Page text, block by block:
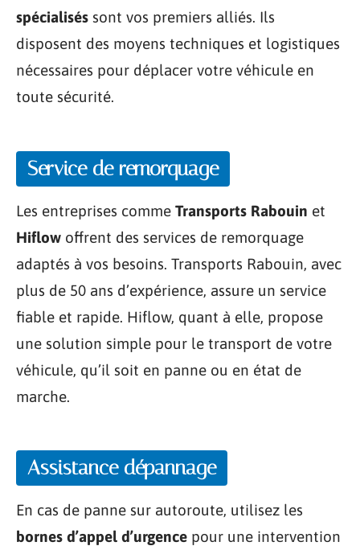
spécialisés sont vos premiers alliés. Ils
disposent des moyens techniques et logistiques
nécessaires pour déplacer votre véhicule en
toute sécurité.
Service de remorquage
Les entreprises comme Transports Rabouin et
Hiflow offrent des services de remorquage
adaptés à vos besoins. Transports Rabouin, avec
plus de 50 ans d’expérience, assure un service
fiable et rapide. Hiflow, quant à elle, propose
une solution simple pour le transport de votre
véhicule, qu’il soit en panne ou en état de
marche.
Assistance dépannage
En cas de panne sur autoroute, utilisez les
bornes d’appel d’urgence pour une intervention